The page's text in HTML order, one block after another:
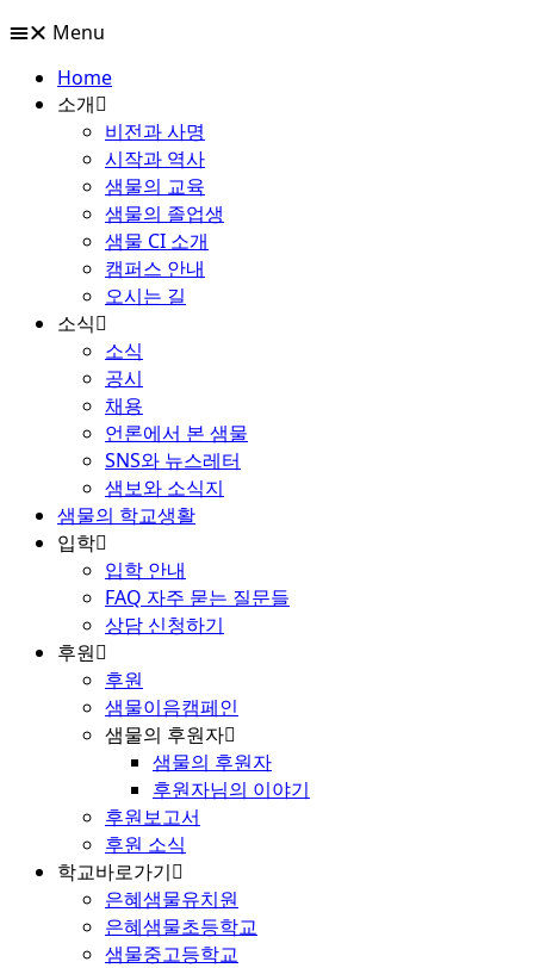
Menu
Home
소개
비전과 사명
시작과 역사
샘물의 교육
샘물의 졸업생
샘물 CI 소개
캠퍼스 안내
오시는 길
소식
소식
공시
채용
언론에서 본 샘물
SNS와 뉴스레터
샘보와 소식지
샘물의 학교생활
입학
입학 안내
FAQ 자주 묻는 질문들
상담 신청하기
후원
후원
샘물이음캠페인
샘물의 후원자
샘물의 후원자
후원자님의 이야기
후원보고서
후원 소식
학교바로가기
은혜샘물유치원
은혜샘물초등학교
샘물중고등학교